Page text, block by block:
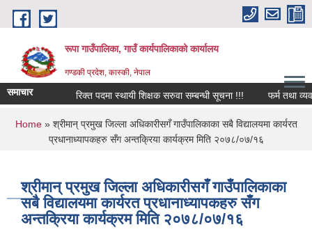
Skip to main content
रूपा गाउँपालिका, गाउँ कार्यपालिकाको कार्यालय
गण्डकी प्रदेश, कास्की, नेपाल
समाचार रिक्त पदमा स्थायी शिक्षक सरुवा सम्बन्धी सूचना !!! फर्म तथा व्यवसाय
You are here
Home» श्रीमान् प्रमुख जिल्ला अधिकारीसगँ गाउँपालिकाका सबै विद्यालयमा कार्यरत
प्रधानाध्यापकहरु सँग अन्तक्रिया कार्यक्रम मिति २०७८/०७/१६
श्रीमान् प्रमुख जिल्ला अधिकारीसगँ गाउँपालिकाका
सबै विद्यालयमा कार्यरत प्रधानाध्यापकहरु सँग
अन्तक्रिया कार्यक्रम मिति २०७८/०७/१६